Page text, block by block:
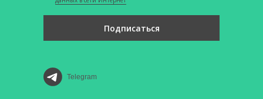
Подписаться
Telegram